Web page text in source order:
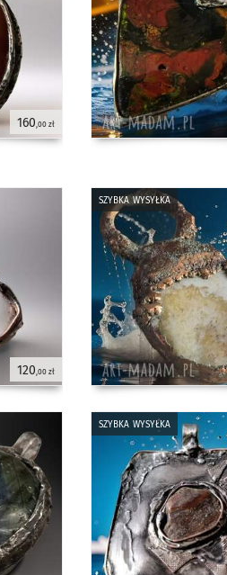
160,00 zł
120,00 zł
szybka wysyłka
szybka wysyłka